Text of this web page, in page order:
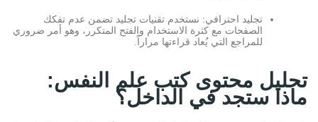
تجليد احترافي: نستخدم تقنيات تجليد تضمن عدم تفكك
الصفحات مع كثرة الاستخدام والفتح المتكرر، وهو أمر ضروري
للمراجع التي يُعاد قراءتها مراراً.
تحليل محتوى كتب علم النفس:
ماذا ستجد في الداخل؟